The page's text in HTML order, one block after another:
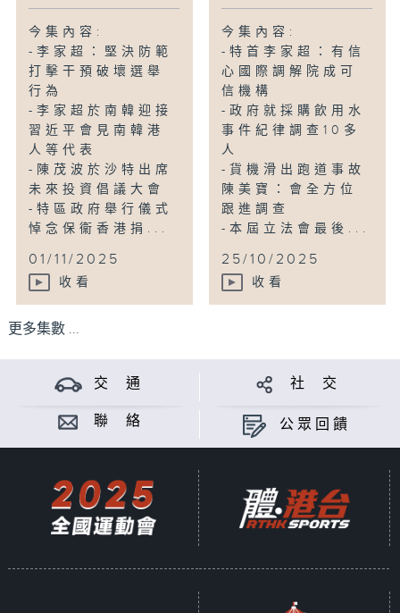
今集內容:
-李家超：堅決防範
打擊干預破壞選舉
行為
-李家超於南韓迎接
習近平會見南韓港
人等代表
-陳茂波於沙特出席
未來投資倡議大會
-特區政府舉行儀式
悼念保衞香港捐...
01/11/2025
收看
今集內容:
-特首李家超：有信
心國際調解院成可
信機構
-政府就採購飲用水
事件紀律調查10多
人
-貨機滑出跑道事故
陳美寶：會全方位
跟進調查
-本屆立法會最後...
25/10/2025
收看
更多集數 ...
交 通 社 交
聯 絡 公眾回饋